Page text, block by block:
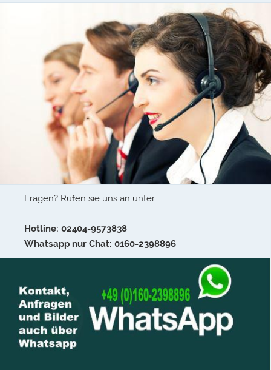
Fragen? Rufen sie uns an unter:
Hotline: 02404-9573838
Whatsapp nur Chat: 0160-2398896